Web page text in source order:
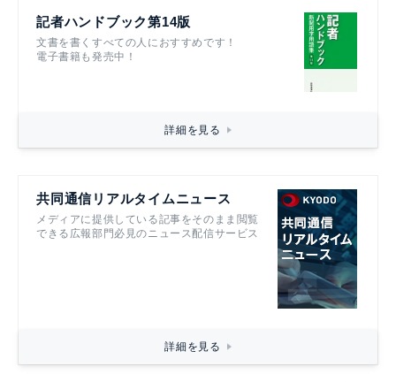
記者ハンドブック第14版
文書を書くすべての人におすすめです！
電子書籍も発売中！
詳細を見る
共同通信リアルタイムニュース
メディアに提供している記事をそのまま閲覧
できる広報部門必見のニュース配信サービス
詳細を見る